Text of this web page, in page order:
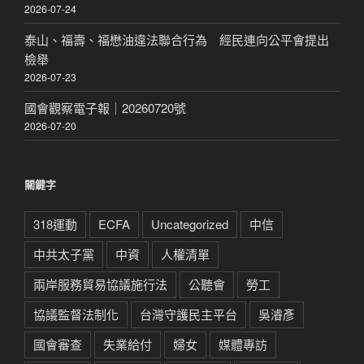
2026-07-24
泰山、福壽、福懋油違法聯合行為 經民連向公平會提出
檢舉
2026-07-23
國會觀察電子報｜20260720號
2026-07-20
關鍵字
318運動 ECFA Uncategorized
中信
中共太子黨
中資
人權清單
兩岸服務貿易協議施行法
公聽會
勞工
協議監督法制化
台灣守護民主平台
吳濬彥
國會審查
失業給付 婦女
媒體專訪